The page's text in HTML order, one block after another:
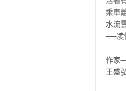
乘車
水流
──凌
作家
王盛